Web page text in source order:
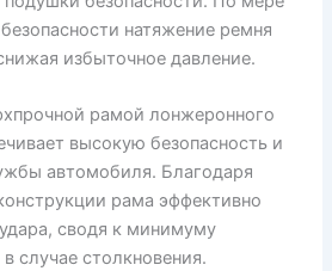
натяжение ремня
избыточное давление.
рамой лонжеронного
высокую безопасность и
автомобиля. Благодаря
рама эффективно
сводя к минимуму
случае столкновения.